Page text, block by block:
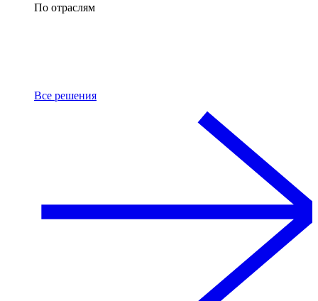
По отраслям
Все решения